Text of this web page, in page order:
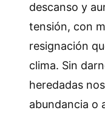
descanso y
tensión, con
resignación
clima. Sin
heredadas
abundancia o